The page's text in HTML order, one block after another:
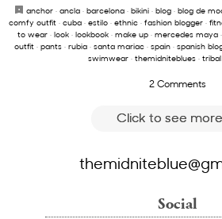
anchor· ancla· barcelona· bikini· blog· blog de
comfy outfit · cuba · estilo · ethnic · fashion blogger ·
to wear · look · lookbook · make up · mercedes maya ·
outfit· pants· rubia· santa mariac· spain· spanish
swimwear · themidniteblues · tribal
2 Comments
Click to see more
Social